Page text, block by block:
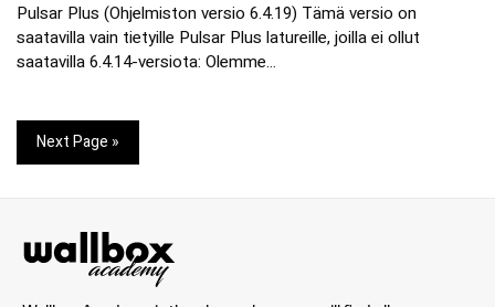
Pulsar Plus (Ohjelmiston versio 6.4.19) Tämä versio on
saatavilla vain tietyille Pulsar Plus latureille, joilla ei ollut
saatavilla 6.4.14-versiota: Olemme…
Next Page »